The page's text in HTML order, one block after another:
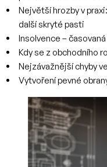
Největší hrozby v
další skryté pasti
Insolvence –
Kdy se z obchodního
Nejzávažnější chyby
Vytvoření pevné